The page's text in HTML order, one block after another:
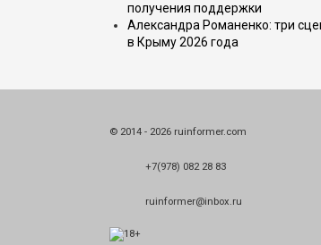
получения поддержки
Александра Романенко: три
в Крыму 2026 года
© 2014 - 2026 ruinformer.com
+7(978) 082 28 83
ruinformer@inbox.ru